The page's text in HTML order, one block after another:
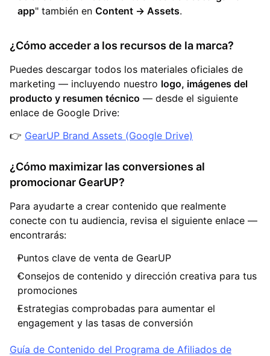
app" también en Content → Assets.
¿Cómo acceder a los recursos de la marca?
Puedes descargar todos los materiales oficiales de
marketing — incluyendo nuestro logo, imágenes del
producto y resumen técnico — desde el siguiente
enlace de Google Drive:
👉 GearUP Brand Assets (Google Drive)
¿Cómo maximizar las conversiones al
promocionar GearUP?
Para ayudarte a crear contenido que realmente
conecte con tu audiencia, revisa el siguiente enlace —
encontrarás:
Puntos clave de venta de GearUP
Consejos de contenido y dirección creativa para tus
promociones
Estrategias comprobadas para aumentar el
engagement y las tasas de conversión
Guía de Contenido del Programa de Afiliados de